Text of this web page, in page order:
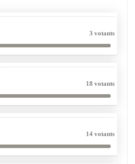
3 votants
18 votants
14 votants